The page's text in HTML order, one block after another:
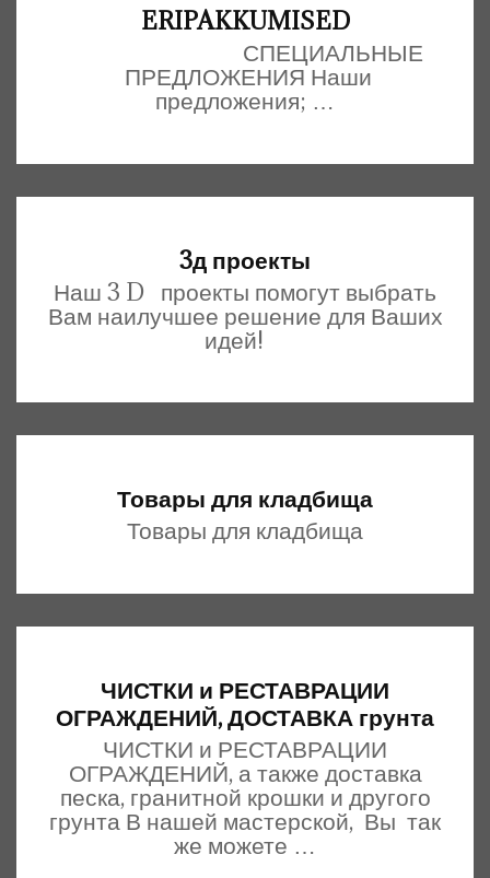
ERIPAKKUMISED
СПЕЦИАЛЬНЫЕ
ПРЕДЛОЖЕНИЯ Наши
предложения; …
3д проекты
Наш 3 D проекты помогут выбрать
Вам наилучшее решение для Ваших
идей!
Товары для кладбища
Товары для кладбища
ЧИСТКИ и РЕСТАВРАЦИИ
ОГРАЖДЕНИЙ, ДОСТАВКА грунта
ЧИСТКИ и РЕСТАВРАЦИИ
ОГРАЖДЕНИЙ, а также доставка
песка, гранитной крошки и другого
грунта В нашей мастерской, Вы так
же можете …